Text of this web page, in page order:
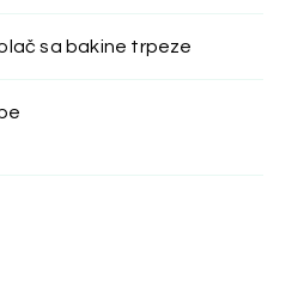
sa bakine trpeze